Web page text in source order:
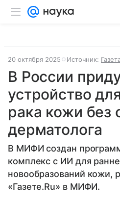
20 октября 2025 Источник:
В России
устройство
рака кожи без
дерматолога
В МИФИ создан
комплекс с ИИ для
новообразований кожи,
«Газете.Ru» в МИФИ.